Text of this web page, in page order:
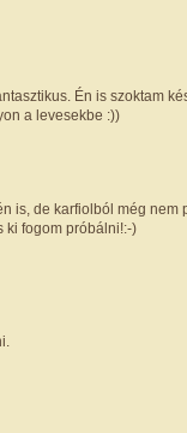
Én is szoktam
a levesekbe :))
is, de karfiolból még nem
ki fogom próbálni!:-)